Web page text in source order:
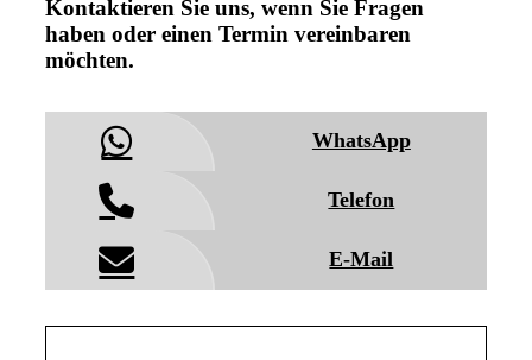
Kontaktieren Sie uns, wenn Sie Fragen
haben oder einen Termin vereinbaren
möchten.
WhatsApp
Telefon
E-Mail